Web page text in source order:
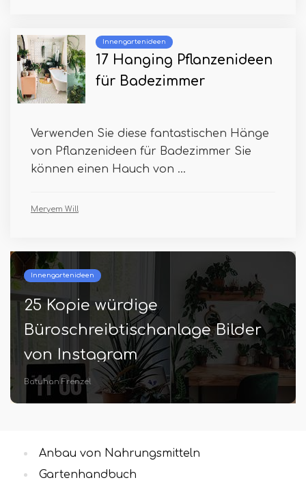
Innengartenideen
17 Hanging Pflanzenideen
für Badezimmer
Verwenden Sie diese fantastischen Hänge
von Pflanzenideen für Badezimmer Sie
können einen Hauch von ...
Meryem Will
Beste und oberste Gartenarbeit
12 tolle Tipps zum Starten eines
Küchengartens, den jeder
Anfänger wissen sollte!
Amira Crews
Anbau von Nahrungsmitteln
Gartenhandbuch